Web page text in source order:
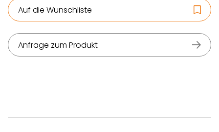
Auf die Wunschliste
Anfrage zum Produkt